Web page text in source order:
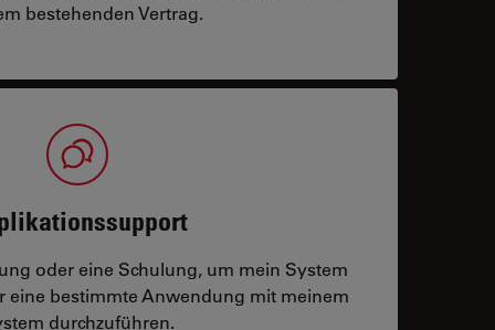
bestehenden Vertrag.
oder eine Schulung, um mein System
eine bestimmte Anwendung mit meinem
durchzuführen.